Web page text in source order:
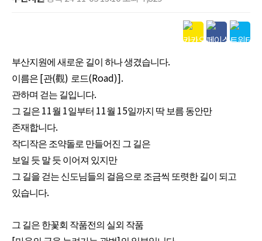
부산지원에 새로운 길이 하나 생겼습니다.
이름은 [관(觀) 로드(Road)].
관하며 걷는 길입니다.
그 길은 11월 1일부터 11월 15일까지 딱 보름 동안만
존재합니다.
작디작은 조약돌로 만들어진 그 길은
보일 듯 말 듯 이어져 있지만
그 길을 걷는 신도님들의 걸음으로 조금씩 또렷한 길이 되고
있습니다.
그 길은 한꽃회 작품전의 실외 작품